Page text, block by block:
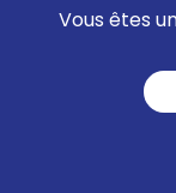
Vous êtes